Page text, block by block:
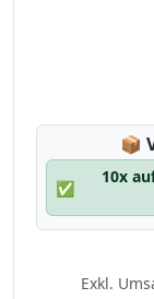
📦
✅
10x
Exkl.